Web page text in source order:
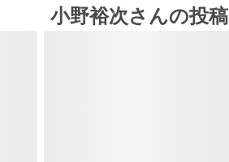
小野裕次さんの投稿